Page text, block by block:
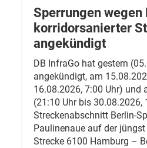
Sperrungen wegen
korridorsanierter
angekündigt
DB InfraGo hat gestern
angekündigt, am
16.08.2026, 7:00 Uhr) und
(21:10 Uhr bis 30.08.2026,
Streckenabschnitt Berlin-
Paulinenaue auf der
Strecke 6100 Hamburg –